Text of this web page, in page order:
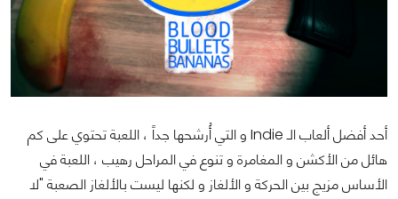
أحد أفضل ألعاب الـ Indie و التي أُرشحها جداً ، اللعبة تحتوي على كم
هائل من الأكشن و المغامرة و تنوع في المراحل رهيب ، اللعبة في
الأساس مزيج بين الحركة و الألغاز و لكنها ليست بالألغاز الصعبة "لا